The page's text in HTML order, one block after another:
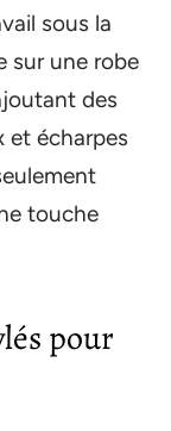
sous la
sur une robe
des
et écharpes
touche
pour